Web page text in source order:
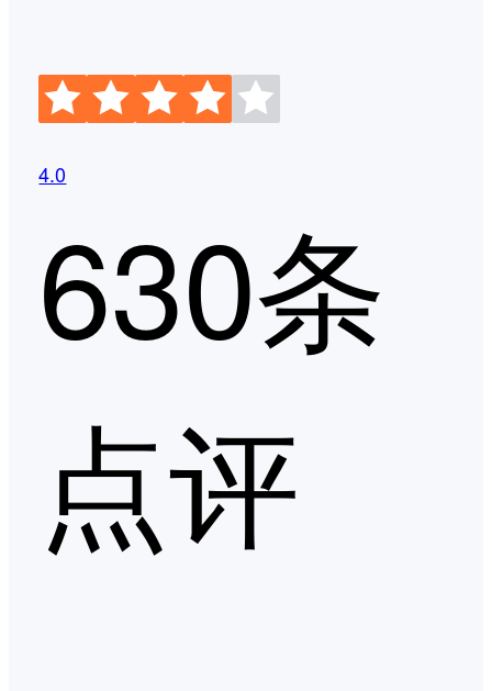
4.0
630条
点评